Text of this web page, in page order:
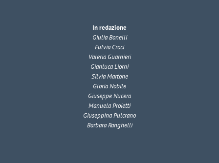
In redazione
Giulia Bonelli
Fulvia Croci
Valeria Guarnieri
Gianluca Liorni
Silvia Martone
Gloria Nobile
Giuseppe Nucera
Manuela Proietti
Giuseppina Pulcrano
Barbara Ranghelli